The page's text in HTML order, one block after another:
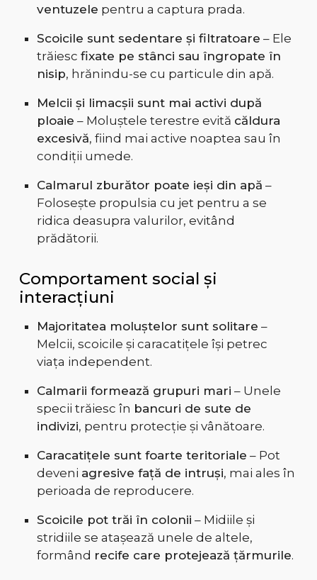
ventuzele pentru a captura prada.
Scoicile sunt sedentare și filtratoare – Ele
trăiesc fixate pe stânci sau îngropate în
nisip, hrănindu-se cu particule din apă.
Melcii și limacșii sunt mai activi după
ploaie – Moluștele terestre evită căldura
excesivă, fiind mai active noaptea sau în
condiții umede.
Calmarul zburător poate ieși din apă –
Folosește propulsia cu jet pentru a se
ridica deasupra valurilor, evitând
prădătorii.
Comportament social și
interacțiuni
Majoritatea moluștelor sunt solitare –
Melcii, scoicile și caracatițele își petrec
viața independent.
Calmarii formează grupuri mari – Unele
specii trăiesc în bancuri de sute de
indivizi, pentru protecție și vânătoare.
Caracatițele sunt foarte teritoriale – Pot
deveni agresive față de intruși, mai ales în
perioada de reproducere.
Scoicile pot trăi în colonii – Midiile și
stridiile se atașează unele de altele,
formând recife care protejează țărmurile.